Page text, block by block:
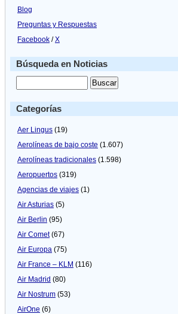
Blog
Preguntas y Respuestas
Facebook /X
Búsqueda en Noticias
Categorías
Aer Lingus (19)
Aerolíneas de bajo coste (1.607)
Aerolíneas tradicionales (1.598)
Aeropuertos (319)
Agencias de viajes (1)
Air Asturias (5)
Air Berlin (95)
Air Comet(67)
Air Europa (75)
Air France – KLM (116)
Air Madrid (80)
Air Nostrum (53)
AirOne (6)